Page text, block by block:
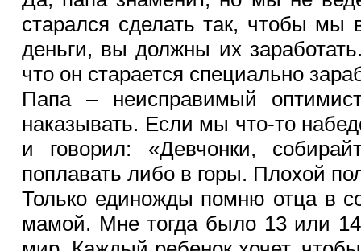
старался сделать так, чтобы мы
деньги, вы должны их
что он старается специально
Папа – неисправимый
наказывать. Если мы что-то
и говорил: «Девчонки,
поплавать либо в горы. Плохой
Только единожды помню отца в
мамой. Мне тогда было 13 или